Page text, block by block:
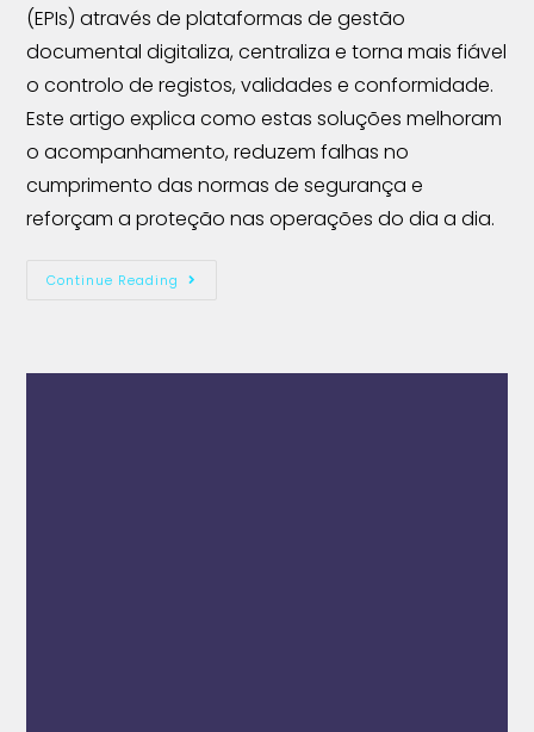
(EPIs) através de plataformas de gestão
documental digitaliza, centraliza e torna mais fiável
o controlo de registos, validades e conformidade.
Este artigo explica como estas soluções melhoram
o acompanhamento, reduzem falhas no
cumprimento das normas de segurança e
reforçam a proteção nas operações do dia a dia.
Continue Reading